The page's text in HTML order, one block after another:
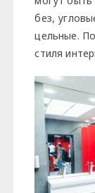
без,
цельные.
стиля